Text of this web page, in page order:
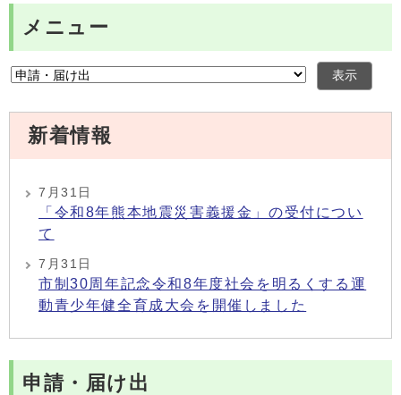
メニュー
表示
新着情報
7月31日
「令和8年熊本地震災害義援金」の受付につい
て
7月31日
市制30周年記念令和8年度社会を明るくする運
動青少年健全育成大会を開催しました
申請・届け出